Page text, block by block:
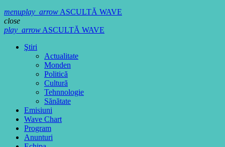
menuplay_arrowASCULTĂ WAVE
close
play_arrowASCULTĂ WAVE
Ştiri
Actualitate
Monden
Politică
Cultură
Tehnnologie
Sănătate
Emisiuni
Wave Chart
Program
Anunturi